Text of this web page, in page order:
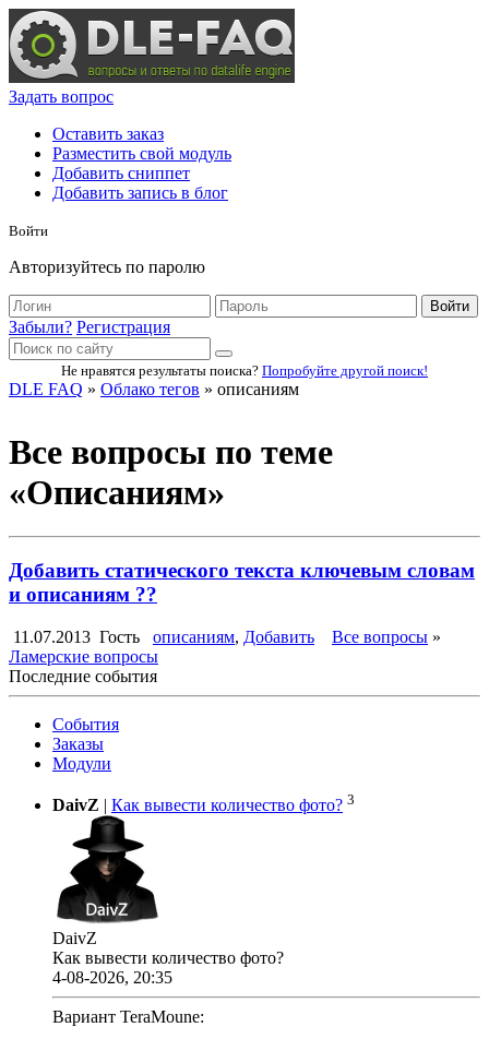
Задать вопрос
Оставить заказ
Разместить свой модуль
Добавить сниппет
Добавить запись в блог
Войти
Авторизуйтесь по паролю
Войти
Забыли? Регистрация
Не нравятся результаты поиска? Попробуйте другой поиск!
DLE FAQ » Облако тегов » описаниям
Все вопросы по теме
«Описаниям»
Добавить статического текста ключевым словам
и описаниям ??
11.07.2013 Гость описаниям, Добавить Все вопросы »
Ламерские вопросы
Последние события
События
Заказы
Модули
DaivZ | Как вывести количество фото? 3
DaivZ
Как вывести количество фото?
4-08-2026, 20:35
Вариант TeraMoune: